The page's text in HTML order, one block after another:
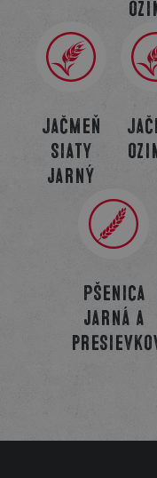
Jačmeň
siaty
jarný
Pšenica
jarná a